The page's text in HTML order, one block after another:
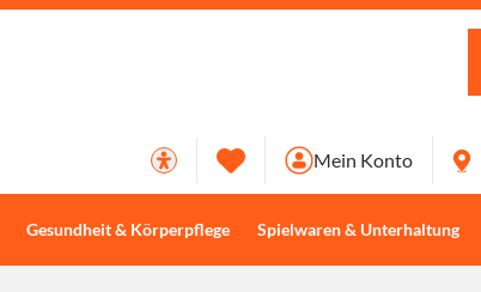
Gesundheit & Körperpflege Spielwaren & Unterhaltung
Mein Konto